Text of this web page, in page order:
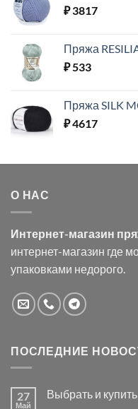
₽3817
Пряжа
₽533
Пряжа SILK
₽4617
О НАС
Интернет-магазин
интернет-магазин где
упаковками недорого.
ПОСЛЕДНИЕ
27
Май
Выбрать и